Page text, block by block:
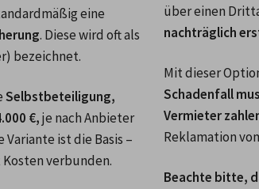
Selbstbeteiligung,
€, je nach Anbieter
ist die Basis –
verbunden.
über einen
nachträglich
Schadenfall
Vermieter
Beachte bitte,